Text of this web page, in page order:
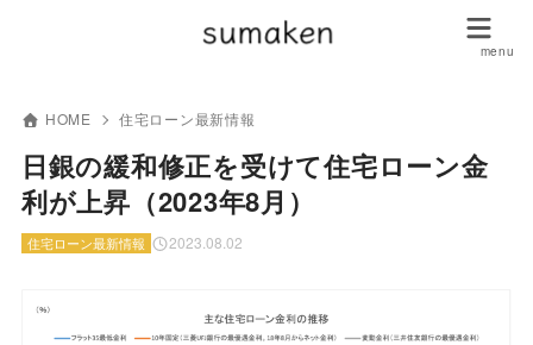
HOME 住宅ローン最新情報
日銀の緩和修正を受けて住宅ローン金
利が上昇（2023年8月）
2023.08.02
住宅ローン最新情報